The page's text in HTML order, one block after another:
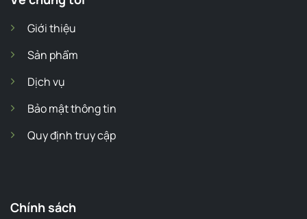
Giới thiệu
Sản phẩm
Dịch vụ
Bảo mật thông tin
Quy định truy cập
Chính sách